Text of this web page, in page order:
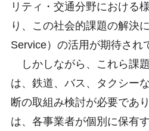
リティ・交通分野における
り、この社会的課題の解決
Service）の活用が期待され
しかしながら、これら課
は、鉄道、バス、タクシー
断の取組み検討が必要であ
は、各事業者が個別に保有